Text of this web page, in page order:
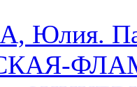
Юлия.
ФЛАМ,